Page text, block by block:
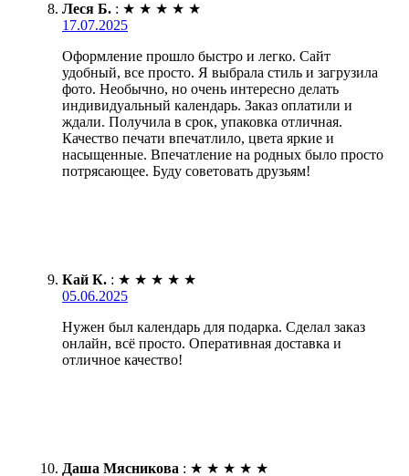
Леся Б. : ★ ★ ★ ★ ★
17.07.2025
Оформление прошло быстро и легко. Сайт
удобный, все просто. Я выбрала стиль и загрузила
фото. Необычно, но очень интересно делать
индивидуальный календарь. Заказ оплатили и
ждали. Получила в срок, упаковка отличная.
Качество печати впечатлило, цвета яркие и
насыщенные. Впечатление на родных было просто
потрясающее. Буду советовать друзьям!
Кай К. : ★ ★ ★ ★ ★
05.06.2025
Нужен был календарь для подарка. Сделал заказ
онлайн, всё просто. Оперативная доставка и
отличное качество!
Даша Мясникова : ★ ★ ★ ★ ★